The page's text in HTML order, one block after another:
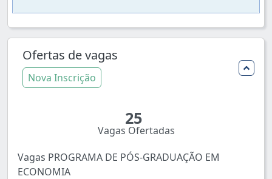
Ofertas de vagas
Nova Inscrição
Vagas Ofertadas
25
Vagas PROGRAMA DE PÓS-GRADUAÇÃO EM
ECONOMIA